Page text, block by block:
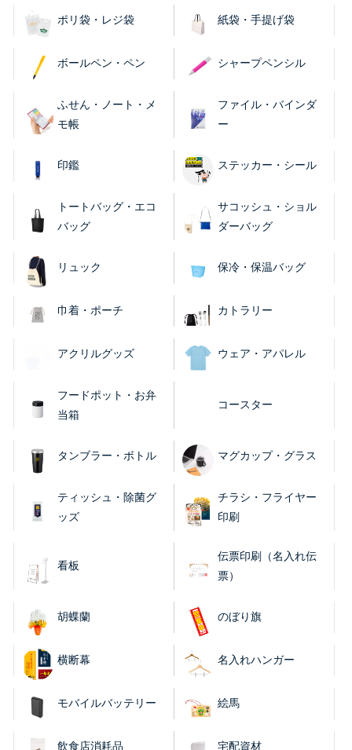
ポリ袋・レジ袋 紙袋・手提げ袋
ボールペン・ペン シャープペンシル
ふせん・ノート・メ
モ帳
ファイル・バインダ
ー
印鑑 ステッカー・シール
トートバッグ・エコ
バッグ
サコッシュ・ショル
ダーバッグ
リュック 保冷・保温バッグ
巾着・ポーチ カトラリー
アクリルグッズ ウェア・アパレル
フードポット・お弁
当箱
コースター
タンブラー・ボトル マグカップ・グラス
ティッシュ・除菌グ
ッズ
チラシ・フライヤー
印刷
看板
伝票印刷（名入れ伝
票）
胡蝶蘭 のぼり旗
横断幕 名入れハンガー
モバイルバッテリー 絵馬
飲食店消耗品 宅配資材